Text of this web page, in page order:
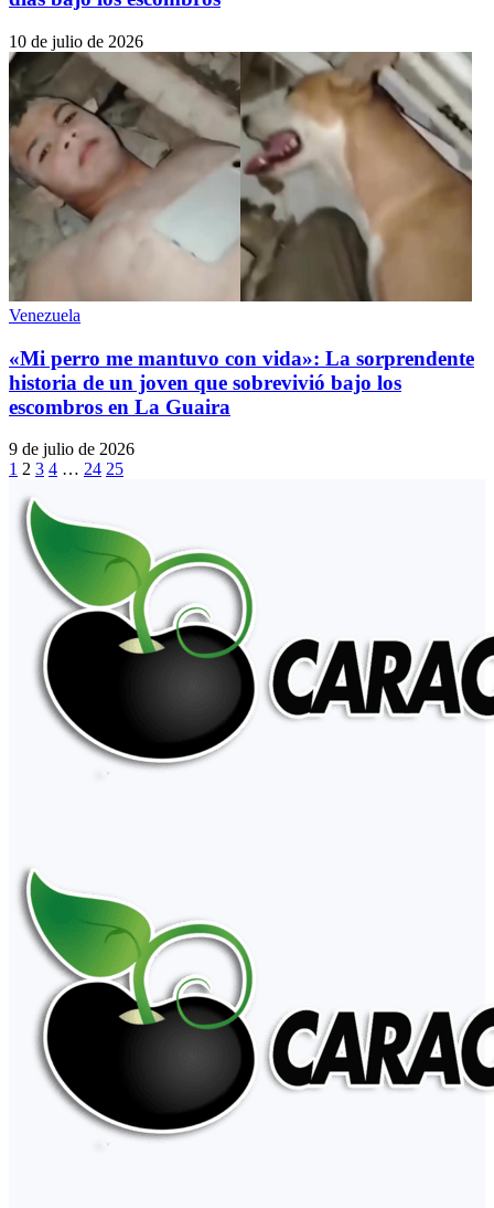
10 de julio de 2026
Venezuela
«Mi perro me mantuvo con vida»: La sorprendente
historia de un joven que sobrevivió bajo los
escombros en La Guaira
9 de julio de 2026
1 2 3 4 … 24 25